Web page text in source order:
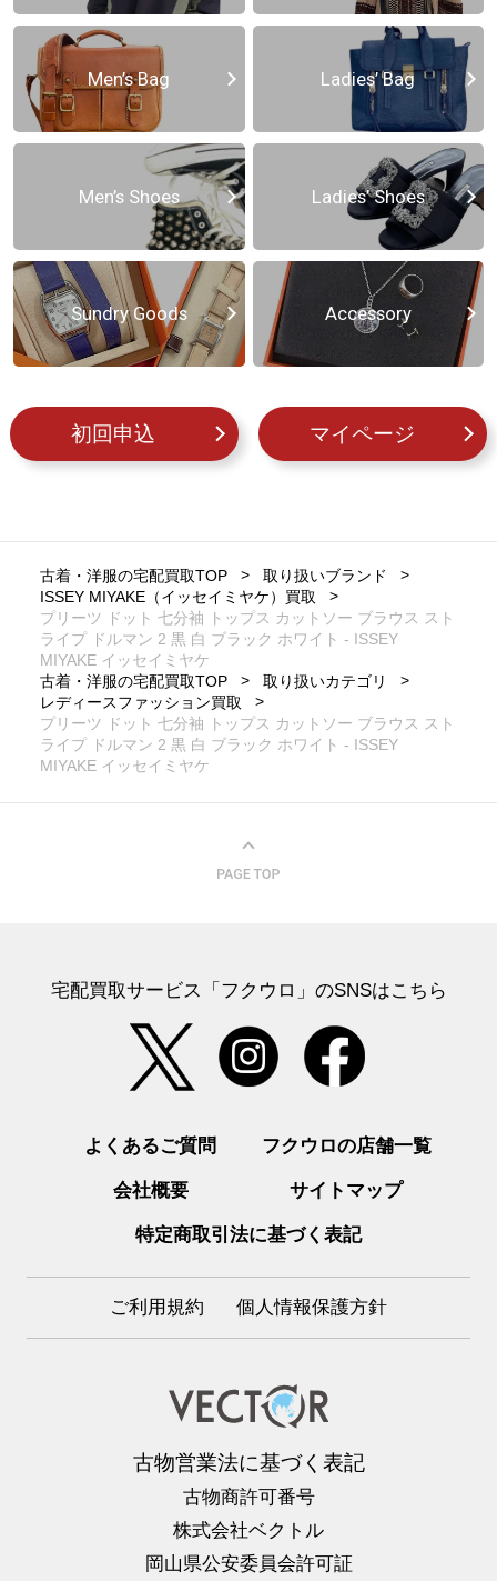
Men’s Bag Ladies’ Bag
Men’s Shoes Ladies’ Shoes
Sundry Goods Accessory
初回申込 マイページ
古着・洋服の宅配買取TOP
取り扱いブランド
ISSEY MIYAKE（イッセイミヤケ）買取
プリーツ ドット 七分袖 トップス カットソー ブラウス スト
ライプ ドルマン 2 黒 白 ブラック ホワイト - ISSEY
MIYAKE イッセイミヤケ
古着・洋服の宅配買取TOP
取り扱いカテゴリ
レディースファッション買取
プリーツ ドット 七分袖 トップス カットソー ブラウス スト
ライプ ドルマン 2 黒 白 ブラック ホワイト - ISSEY
MIYAKE イッセイミヤケ
宅配買取サービス「フクウロ」のSNSはこちら
よくあるご質問 フクウロの店舗一覧
会社概要 サイトマップ
特定商取引法に基づく表記
ご利用規約 個人情報保護方針
古物営業法に基づく表記
古物商許可番号
株式会社ベクトル
岡山県公安委員会許可証